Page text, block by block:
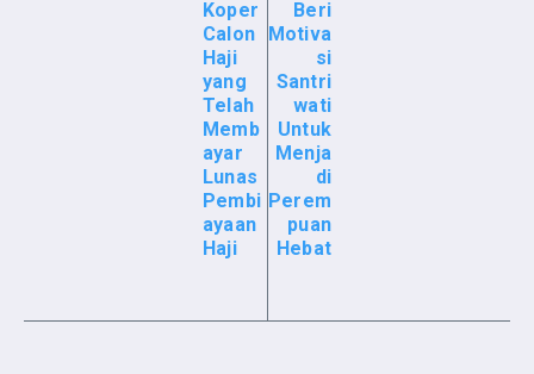
Koper
Calon
Haji
yang
Telah
Memb
ayar
Lunas
Pembi
ayaan
Haji
Beri
Motiva
si
Santri
wati
Untuk
Menja
di
Perem
puan
Hebat